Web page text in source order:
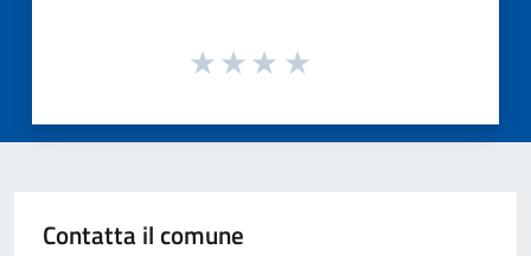
Contatta il comune